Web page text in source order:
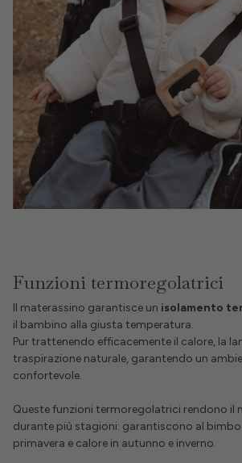
Funzioni termoregolatrici
Il materassino garantisce un isolamento
il bambino alla giusta temperatura.
Pur trattenendo efficacemente il calore, la
traspirazione naturale, garantendo un
confortevole.
Queste funzioni termoregolatrici rendono il
durante più stagioni: garantiscono al bimbo
primavera e calore in autunno e inverno.